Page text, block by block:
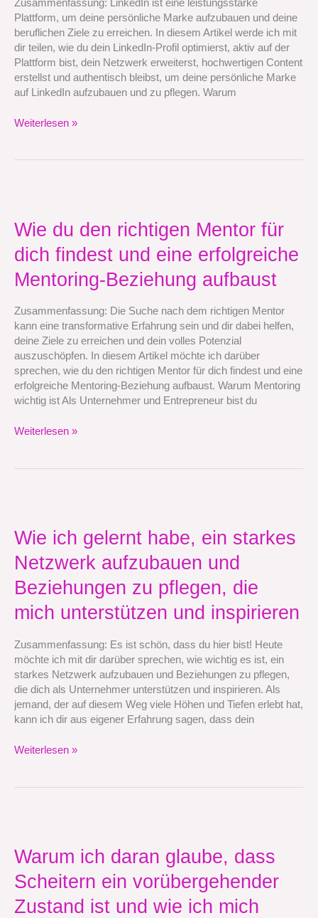
Zusammenfassung: LinkedIn ist eine leistungsstarke
Plattform, um deine persönliche Marke aufzubauen und deine
beruflichen Ziele zu erreichen. In diesem Artikel werde ich mit
dir teilen, wie du dein LinkedIn-Profil optimierst, aktiv auf der
Plattform bist, dein Netzwerk erweiterst, hochwertigen Content
erstellst und authentisch bleibst, um deine persönliche Marke
auf LinkedIn aufzubauen und zu pflegen. Warum
aufbaust
und
pflegst
Weiterlesen »
Wie du den richtigen Mentor für
dich findest und eine erfolgreiche
Mentoring-Beziehung aufbaust
Zusammenfassung: Die Suche nach dem richtigen Mentor
kann eine transformative Erfahrung sein und dir dabei helfen,
deine Ziele zu erreichen und dein volles Potenzial
auszuschöpfen. In diesem Artikel möchte ich darüber
sprechen, wie du den richtigen Mentor für dich findest und eine
erfolgreiche Mentoring-Beziehung aufbaust. Warum Mentoring
wichtig ist Als Unternehmer und Entrepreneur bist du
den
richtigen
Mentor
dich
und
eine
erfolgreiche
Mentoring-
Beziehung
aufbaust
Weiterlesen »
Wie ich gelernt habe, ein starkes
Netzwerk aufzubauen und
Beziehungen zu pflegen, die
mich unterstützen und inspirieren
Zusammenfassung: Es ist schön, dass du hier bist! Heute
möchte ich mit dir darüber sprechen, wie wichtig es ist, ein
starkes Netzwerk aufzubauen und Beziehungen zu pflegen,
die dich als Unternehmer unterstützen und inspirieren. Als
jemand, der auf diesem Weg viele Höhen und Tiefen erlebt hat,
kann ich dir aus eigener Erfahrung sagen, dass dein
gelernt
habe,
ein
Netzwerk
aufzubauen
und
zu
pflegen,
die
mich
unterstützen
und
Weiterlesen »
Warum ich daran glaube, dass
Scheitern ein vorübergehender
Zustand ist und wie ich mich
daran
glaube,
dass
ein